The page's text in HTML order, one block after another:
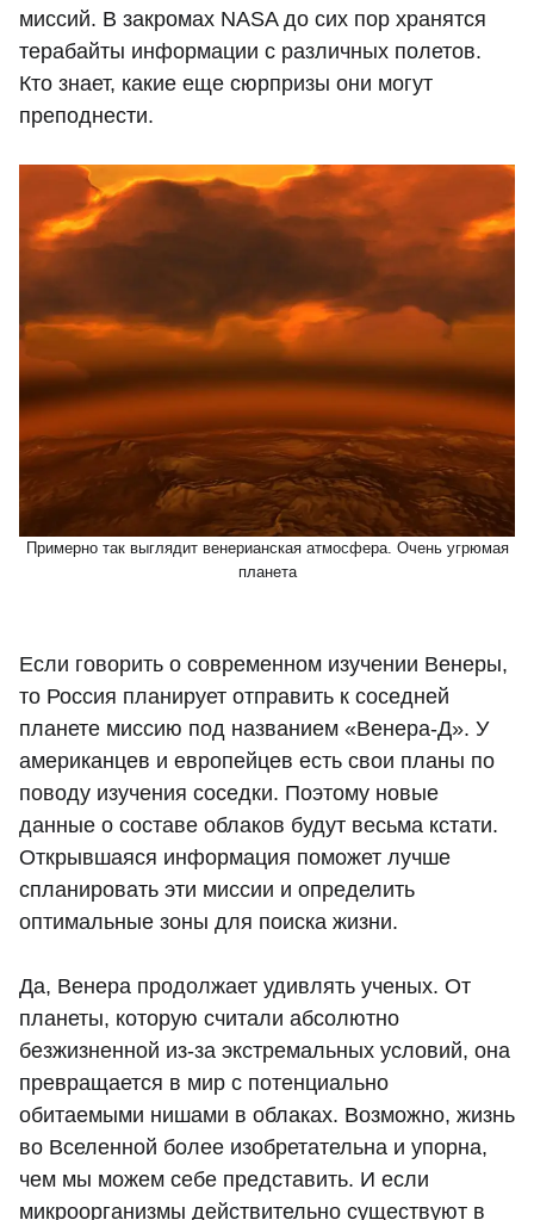
миссий. В закромах NASA до сих пор хранятся
терабайты информации с различных полетов.
Кто знает, какие еще сюрпризы они могут
преподнести.
Примерно так выглядит венерианская атмосфера. Очень угрюмая
планета
Если говорить о современном изучении Венеры,
то Россия планирует отправить к соседней
планете миссию под названием «Венера-Д». У
американцев и европейцев есть свои планы по
поводу изучения соседки. Поэтому новые
данные о составе облаков будут весьма кстати.
Открывшаяся информация поможет лучше
спланировать эти миссии и определить
оптимальные зоны для поиска жизни.
Да, Венера продолжает удивлять ученых. От
планеты, которую считали абсолютно
безжизненной из-за экстремальных условий, она
превращается в мир с потенциально
обитаемыми нишами в облаках. Возможно, жизнь
во Вселенной более изобретательна и упорна,
чем мы можем себе представить. И если
микроорганизмы действительно существуют в